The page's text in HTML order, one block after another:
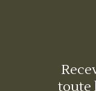
toute